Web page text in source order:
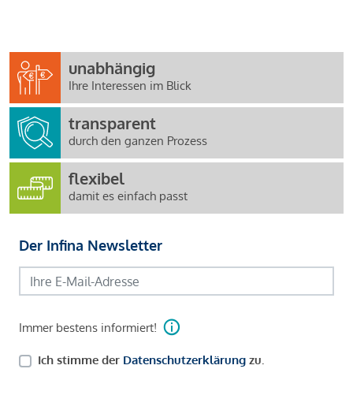
unabhängig
Ihre Interessen im Blick
transparent
durch den ganzen Prozess
flexibel
damit es einfach passt
Der Infina Newsletter
Immer bestens informiert!
Ich stimme der Datenschutzerklärung zu.